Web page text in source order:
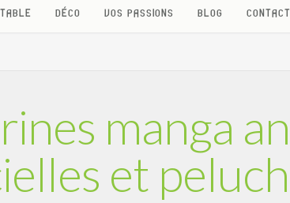
DÉCO VOS PASSIONS BLOG CONTACT
manga
et